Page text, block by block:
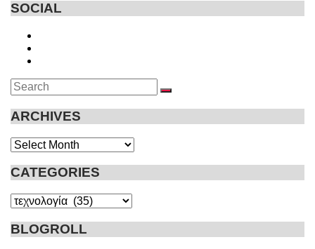
SOCIAL
Search
for:
SEARCH
ARCHIVES
Archives
CATEGORIES
Categories
BLOGROLL